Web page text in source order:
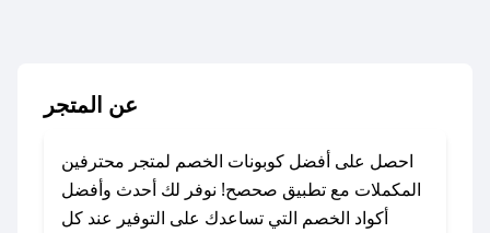
عن المتجر
احصل على أفضل كوبونات الخصم لمتجر محترفين
المكملات مع تطبيق صحصح! نوفر لك أحدث وأفضل
أكواد الخصم التي تساعدك على التوفير عند كل